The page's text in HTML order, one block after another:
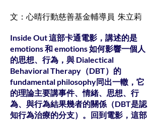
文：心晴行動慈善基金輔導員 朱立莉
Inside Out 這部卡通電影，講述的是
emotions 和 emotions 如何影響一個人
的思想、行為，與 Dialectical
Behavioral Therapy（DBT）的
fundamental philosophy同出一轍，它
的理論主要講事件、情緒、思想、行
為、與行為結果幾者的關係（DBT是認
知行為治療的分支）。回到電影，這部